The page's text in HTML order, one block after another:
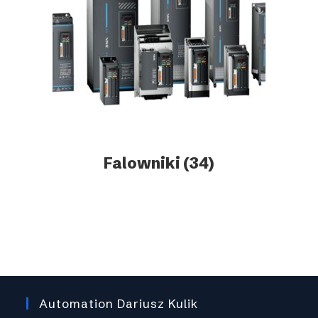
Falowniki (34)
Automation Dariusz Kulik